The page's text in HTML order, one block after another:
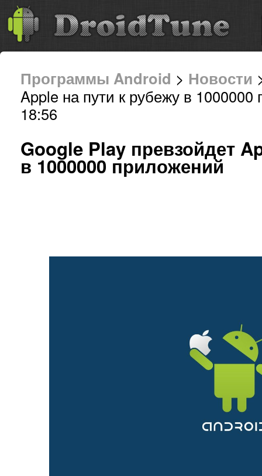
Программы Android > Новости
Apple на пути к рубежу в
18:56
Google Play превзойдет
в 1000000 приложений